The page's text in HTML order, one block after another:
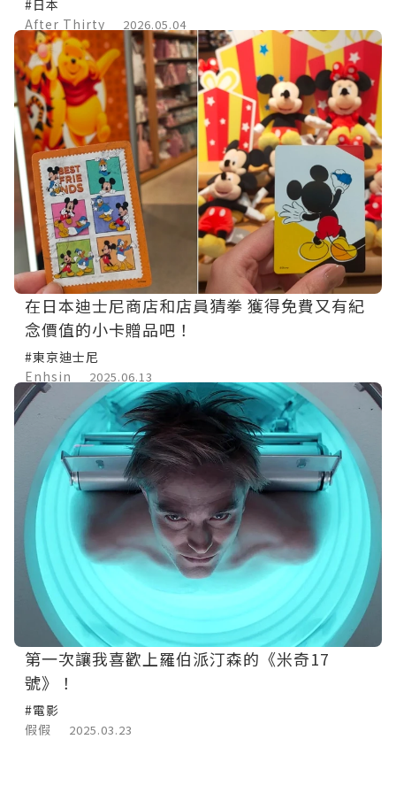
#日本
After Thirty
2026.05.04
在日本迪士尼商店和店員猜拳 獲得免費又有紀
念價值的小卡贈品吧！
#東京迪士尼
Enhsin
2025.06.13
第一次讓我喜歡上羅伯派汀森的《米奇17
號》！
#電影
假假
2025.03.23